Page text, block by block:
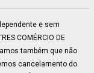
e sem
COMÉRCIO DE
também que não
cancelamento do